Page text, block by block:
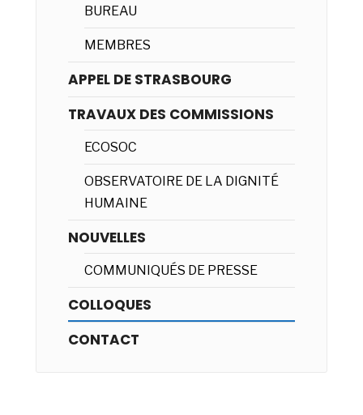
BUREAU
MEMBRES
APPEL DE STRASBOURG
TRAVAUX DES COMMISSIONS
ECOSOC
OBSERVATOIRE DE LA DIGNITÉ
HUMAINE
NOUVELLES
COMMUNIQUÉS DE PRESSE
COLLOQUES
CONTACT